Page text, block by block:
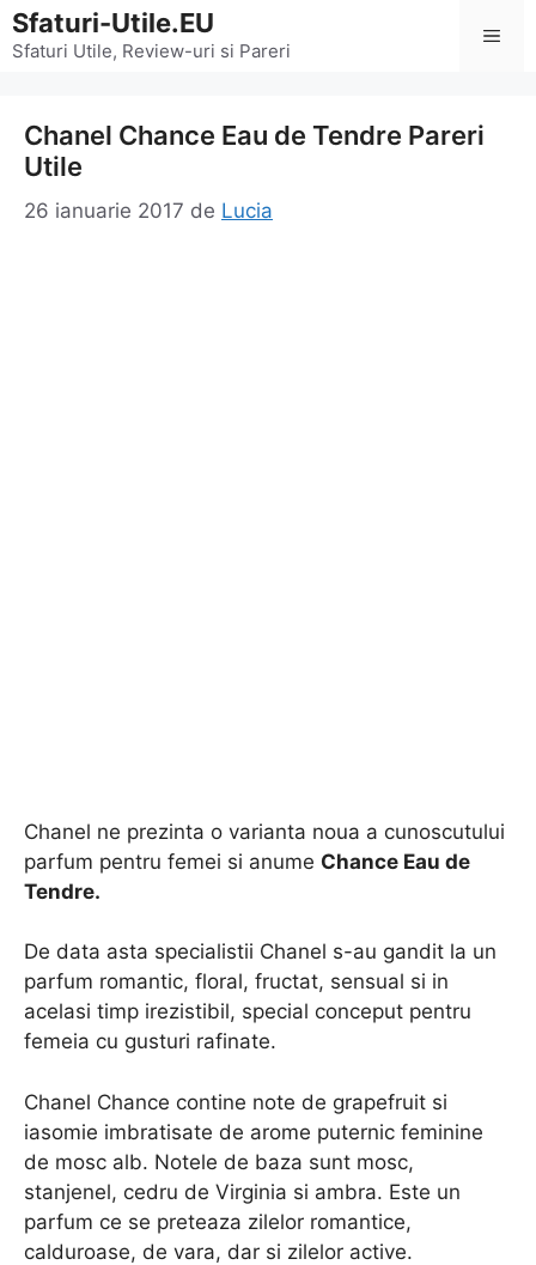
Sari
la
Sfaturi-Utile.EU
Sfaturi Utile, Review-uri si Pareri
Chanel Chance Eau de Tendre Pareri
Utile
26 ianuarie 2017 de Lucia
Chanel ne prezinta o varianta noua a cunoscutului
parfum pentru femei si anume Chance Eau de
Tendre.
De data asta specialistii Chanel s-au gandit la un
parfum romantic, floral, fructat, sensual si in
acelasi timp irezistibil, special conceput pentru
femeia cu gusturi rafinate.
Chanel Chance contine note de grapefruit si
iasomie imbratisate de arome puternic feminine
de mosc alb. Notele de baza sunt mosc,
stanjenel, cedru de Virginia si ambra. Este un
parfum ce se preteaza zilelor romantice,
calduroase, de vara, dar si zilelor active.